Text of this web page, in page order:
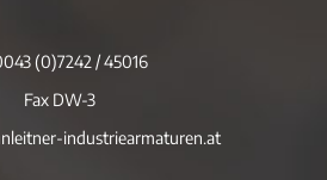
(0)7242 / 45016
Fax DW-3
industriearmaturen.at